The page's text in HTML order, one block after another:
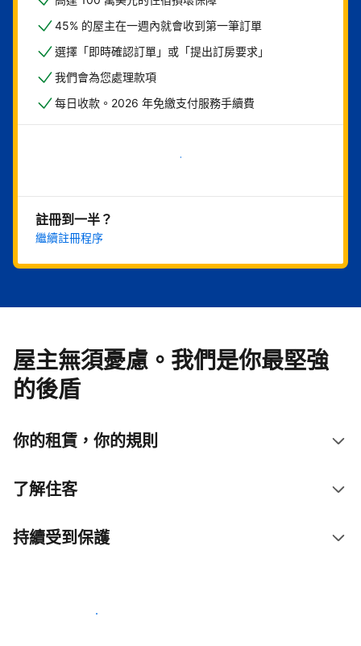
45% 的屋主在一週內就會收到第一筆訂單
選擇「即時確認訂單」或「提出訂房要求」
我們會為您處理款項
每日收款。2026 年免繳支付服務手續費
現在就開始
註冊到一半？
繼續註冊程序
屋主無須憂慮。我們是你最堅強
的後盾
你的租賃，你的規則
了解住客
持續受到保護
今天就和我們一起當屋主